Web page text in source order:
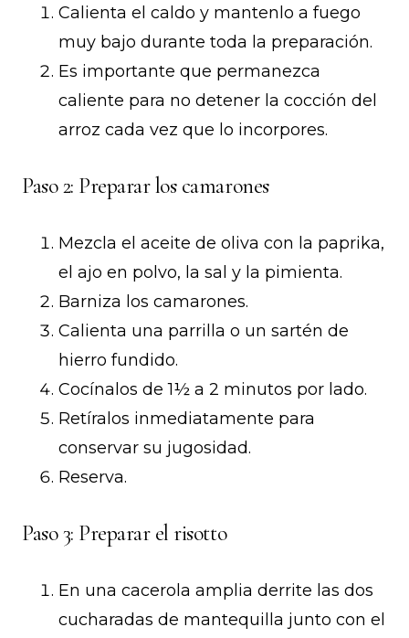
Calienta el caldo y mantenlo a fuego
muy bajo durante toda la preparación.
Es importante que permanezca
caliente para no detener la cocción del
arroz cada vez que lo incorpores.
Paso 2: Preparar los camarones
Mezcla el aceite de oliva con la paprika,
el ajo en polvo, la sal y la pimienta.
Barniza los camarones.
Calienta una parrilla o un sartén de
hierro fundido.
Cocínalos de 1½ a 2 minutos por lado.
Retíralos inmediatamente para
conservar su jugosidad.
Reserva.
Paso 3: Preparar el risotto
En una cacerola amplia derrite las dos
cucharadas de mantequilla junto con el